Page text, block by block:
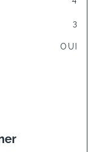
3
OUI